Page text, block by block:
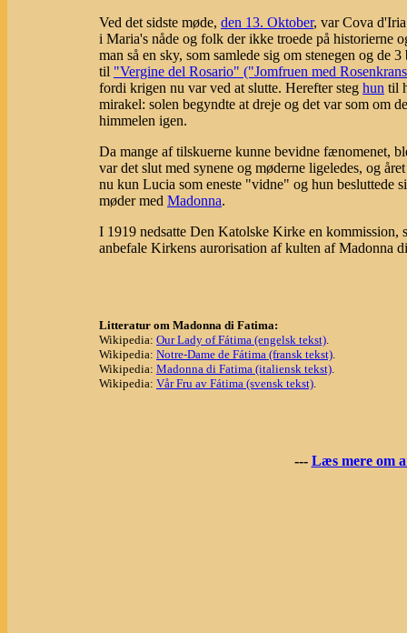
Ved det sidste møde, den 13. Oktober, var Cova
i Maria's nåde og folk der ikke troede på historierne
man så en sky, som samlede sig om stenegen og de
til "Vergine del Rosario" ("Jomfruen med
fordi krigen nu var ved at slutte. Herefter steg hun til
mirakel: solen begyndte at dreje og det var som om
himmelen igen.
Da mange af tilskuerne kunne bevidne fænomenet,
var det slut med synene og møderne ligeledes, og
nu kun Lucia som eneste "vidne" og hun besluttede
møder med Madonna.
I 1919 nedsatte Den Katolske Kirke en kommission,
anbefale Kirkens aurorisation af kulten af Madonna
Litteratur om Madonna di Fatima:
Wikipedia: Our Lady of Fátima (engelsk tekst).
Wikipedia: Notre-Dame de Fátima (fransk tekst).
Wikipedia: Madonna di Fatima (italiensk tekst).
Wikipedia: Vår Fru av Fátima (svensk tekst).
--- Læs mere om